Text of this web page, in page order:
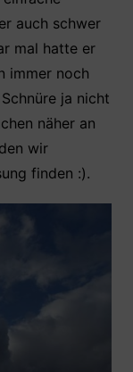
auch schwer
mal hatte er
immer noch
ja nicht
näher an
wir
finden :).